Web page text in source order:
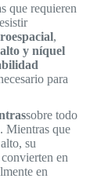
que requieren
,
y níquel
para
sobre todo
. Mientras que
su
en
en